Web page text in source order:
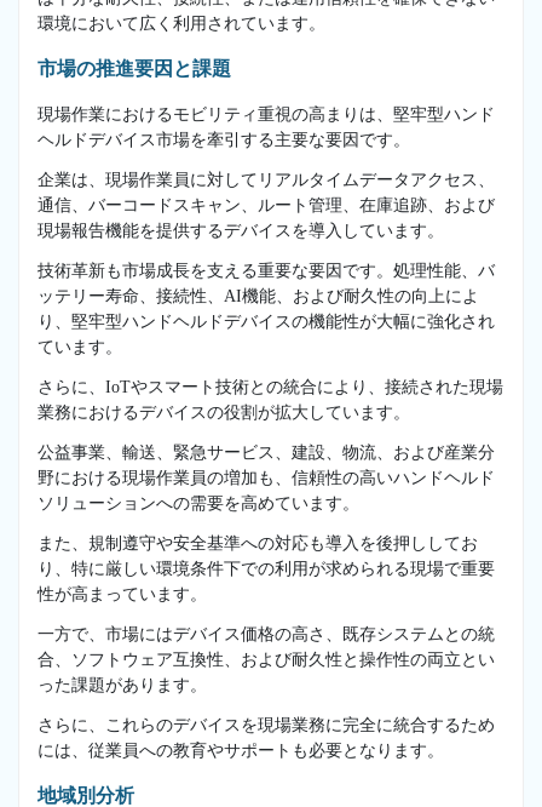
環境において広く利用されています。
市場の推進要因と課題
現場作業におけるモビリティ重視の高まりは、堅牢型ハンド
ヘルドデバイス市場を牽引する主要な要因です。
企業は、現場作業員に対してリアルタイムデータアクセス、
通信、バーコードスキャン、ルート管理、在庫追跡、および
現場報告機能を提供するデバイスを導入しています。
技術革新も市場成長を支える重要な要因です。処理性能、バ
ッテリー寿命、接続性、AI機能、および耐久性の向上によ
り、堅牢型ハンドヘルドデバイスの機能性が大幅に強化され
ています。
さらに、IoTやスマート技術との統合により、接続された現場
業務におけるデバイスの役割が拡大しています。
公益事業、輸送、緊急サービス、建設、物流、および産業分
野における現場作業員の増加も、信頼性の高いハンドヘルド
ソリューションへの需要を高めています。
また、規制遵守や安全基準への対応も導入を後押ししてお
り、特に厳しい環境条件下での利用が求められる現場で重要
性が高まっています。
一方で、市場にはデバイス価格の高さ、既存システムとの統
合、ソフトウェア互換性、および耐久性と操作性の両立とい
った課題があります。
さらに、これらのデバイスを現場業務に完全に統合するため
には、従業員への教育やサポートも必要となります。
地域別分析